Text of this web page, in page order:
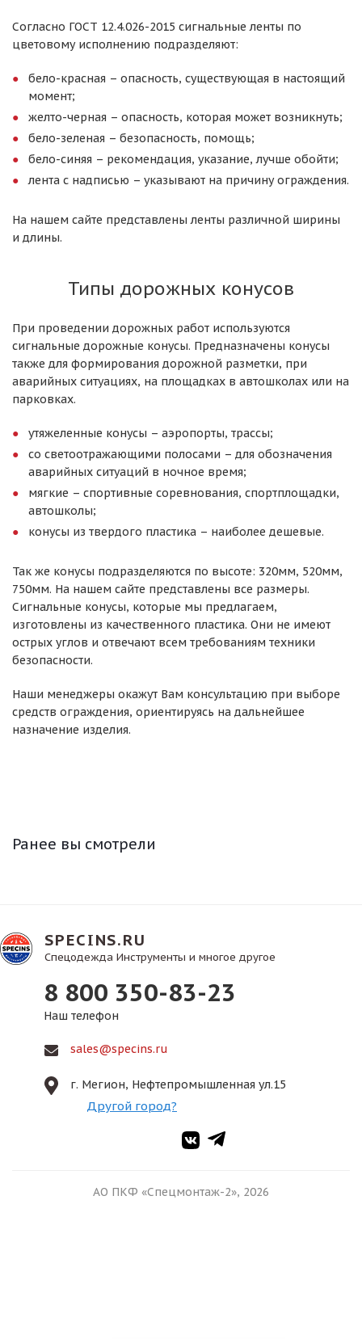
Согласно ГОСТ 12.4.026-2015 сигнальные ленты по
цветовому исполнению подразделяют:
бело-красная – опасность, существующая в настоящий
момент;
желто-черная – опасность, которая может возникнуть;
бело-зеленая – безопасность, помощь;
бело-синяя – рекомендация, указание, лучше обойти;
лента с надписью – указывают на причину ограждения.
На нашем сайте представлены ленты различной ширины
и длины.
Типы дорожных конусов
При проведении дорожных работ используются
сигнальные дорожные конусы. Предназначены конусы
также для формирования дорожной разметки, при
аварийных ситуациях, на площадках в автошколах или на
парковках.
утяжеленные конусы – аэропорты, трассы;
со светоотражающими полосами – для обозначения
аварийных ситуаций в ночное время;
мягкие – спортивные соревнования, спортплощадки,
автошколы;
конусы из твердого пластика – наиболее дешевые.
Так же конусы подразделяются по высоте: 320мм, 520мм,
750мм. На нашем сайте представлены все размеры.
Сигнальные конусы, которые мы предлагаем,
изготовлены из качественного пластика. Они не имеют
острых углов и отвечают всем требованиям техники
безопасности.
Наши менеджеры окажут Вам консультацию при выборе
средств ограждения, ориентируясь на дальнейшее
назначение изделия.
Ранее вы смотрели
SPECINS.RU
Спецодежда Инструменты и многое другое
8 800 350-83-23
Наш телефон
sales@specins.ru
г. Мегион, Нефтепромышленная ул.15
Другой город?
АО ПКФ «Спецмонтаж-2», 2026